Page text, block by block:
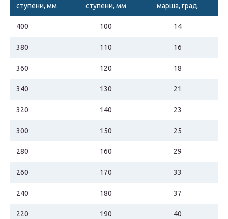
ступени, мм
ступени, мм
марша, град.
400 100 14
380 110 16
360 120 18
340 130 21
320 140 23
300 150 25
280 160 29
260 170 33
240 180 37
220 190 40